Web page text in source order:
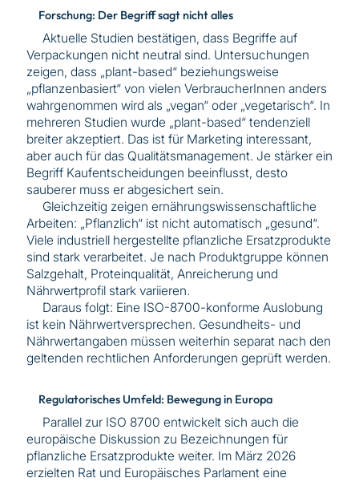
Forschung: Der Begriff sagt nicht alles
Aktuelle Studien bestätigen, dass Begriffe auf
Verpackungen nicht neutral sind. Untersuchungen
zeigen, dass „plant-based“ beziehungsweise
„pflanzenbasiert“ von vielen VerbraucherInnen anders
wahrgenommen wird als „vegan“ oder „vegetarisch“. In
mehreren Studien wurde „plant-based“ tendenziell
breiter akzeptiert. Das ist für Marketing interessant,
aber auch für das Qualitätsmanagement. Je stärker ein
Begriff Kaufentscheidungen beeinflusst, desto
sauberer muss er abgesichert sein.
Gleichzeitig zeigen ernährungswissenschaftliche
Arbeiten: „Pflanzlich“ ist nicht automatisch „gesund“.
Viele industriell hergestellte pflanzliche Ersatzprodukte
sind stark verarbeitet. Je nach Produktgruppe können
Salzgehalt, Proteinqualität, Anreicherung und
Nährwertprofil stark variieren.
Daraus folgt: Eine ISO-8700-konforme Auslobung
ist kein Nährwertversprechen. Gesundheits- und
Nährwertangaben müssen weiterhin separat nach den
geltenden rechtlichen Anforderungen geprüft werden.
Regulatorisches Umfeld: Bewegung in Europa
Parallel zur ISO 8700 entwickelt sich auch die
europäische Diskussion zu Bezeichnungen für
pflanzliche Ersatzprodukte weiter. Im März 2026
erzielten Rat und Europäisches Parlament eine